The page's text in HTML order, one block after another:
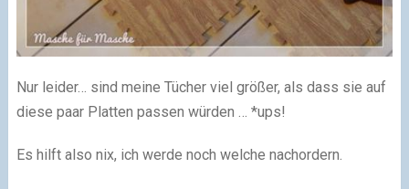
Nur leider… sind meine Tücher viel größer, als dass sie auf
diese paar Platten passen würden … *ups!
Es hilft also nix, ich werde noch welche nachordern.